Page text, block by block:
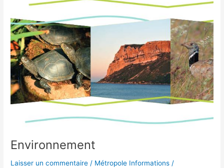
Environnement
Laisser un commentaire / Métropole Informations /